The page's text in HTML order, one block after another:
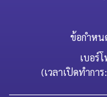
ข้อกำหน
เบอร์
(เวลาเปิดทำกา